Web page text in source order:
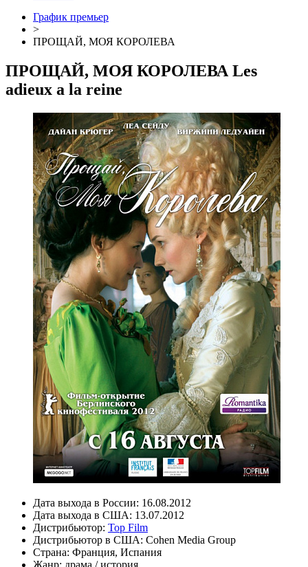
График премьер
>
ПРОЩАЙ, МОЯ КОРОЛЕВА
ПРОЩАЙ, МОЯ КОРОЛЕВА Les
adieux a la reine
Дата выхода в России: 16.08.2012
Дата выхода в США: 13.07.2012
Дистрибьютор: Top Film
Дистрибьютор в США: Cohen Media Group
Страна: Франция, Испания
Жанр: драма /история